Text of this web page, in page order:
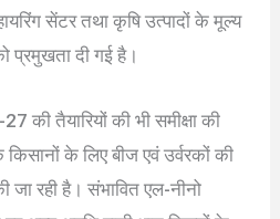
सेंटर तथा कृषि उत्पादों के मूल्य
प्रमुखता दी गई है।
तैयारियों की भी समीक्षा की
के लिए बीज एवं उर्वरकों की
जा रही है। संभावित एल-नीनो